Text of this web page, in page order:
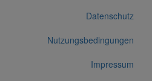
Datenschutz
Nutzungsbedingungen
Impressum